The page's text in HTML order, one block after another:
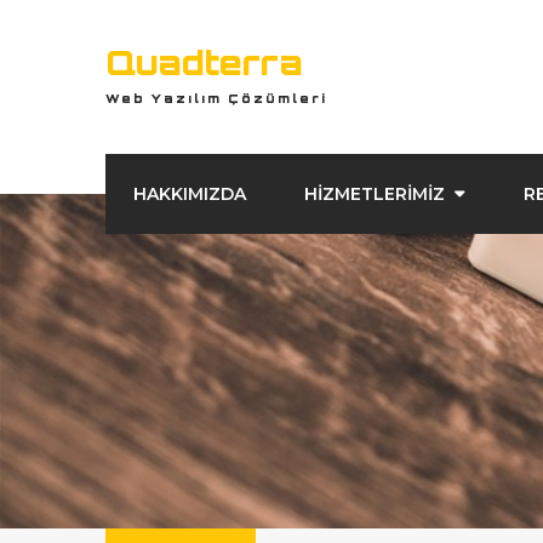
Quadterra
Web Yazılım Çözümleri
HAKKIMIZDA HİZMETLERİMİZ